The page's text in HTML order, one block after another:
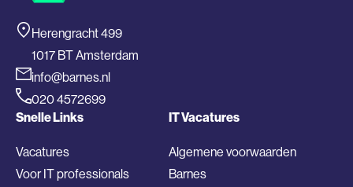
Herengracht 499
1017 BT Amsterdam
info@barnes.nl
020 4572699
Snelle Links
Vacatures
Voor IT professionals
IT Vacatures
Algemene voorwaarden
Barnes